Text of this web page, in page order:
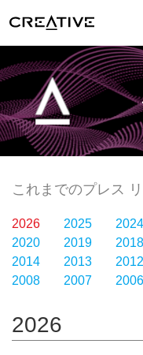
これまでのプレス
2026 2025 2024
2020
2019 2018
2014
2013 2012
2008
2007 2006
2026
Facebook